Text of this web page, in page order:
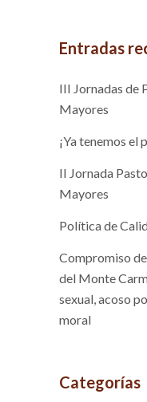
Entradas
III Jornadas de
Mayores
¡Ya tenemos el
II Jornada
Mayores
Política de
Compromiso
del Monte
sexual, acoso
moral
Categorías